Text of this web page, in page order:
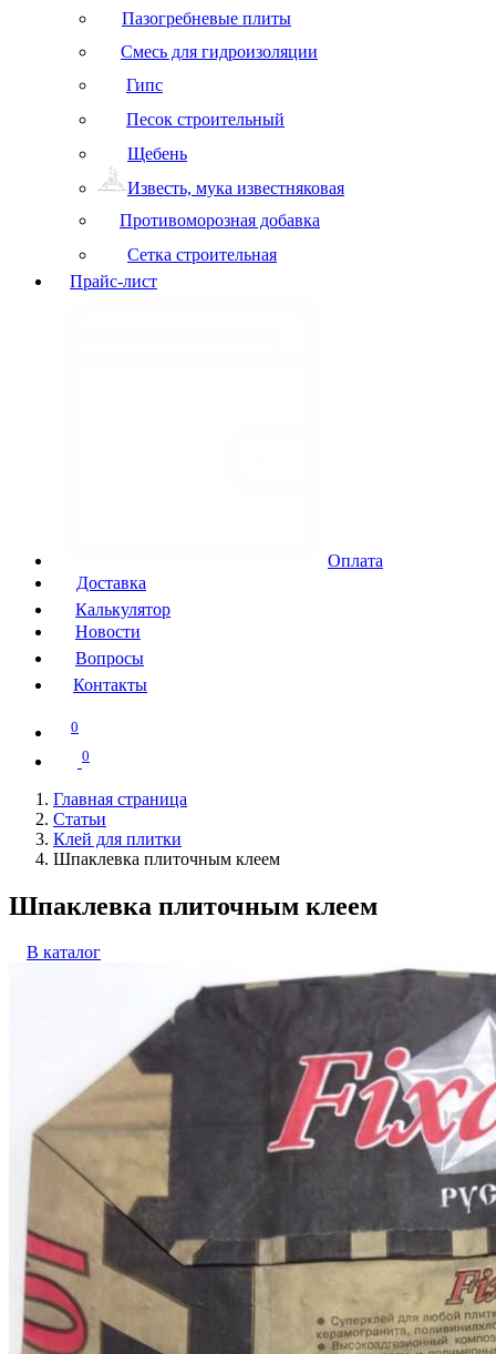
Пазогребневые плиты
Смесь для гидроизоляции
Гипс
Песок строительный
Щебень
Известь, мука известняковая
Противоморозная добавка
Сетка строительная
Прайс-лист
Оплата
Доставка
Калькулятор
Новости
Вопросы
Контакты
0
0
Главная страница
Статьи
Клей для плитки
Шпаклевка плиточным клеем
Шпаклевка плиточным клеем
В каталог